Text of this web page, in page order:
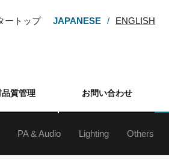
ートップ JAPANESE ENGLISH
質管理 お問い合わせ
PA & Audio Lighting Others